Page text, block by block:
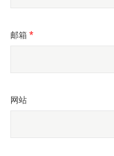
邮箱 *
网站